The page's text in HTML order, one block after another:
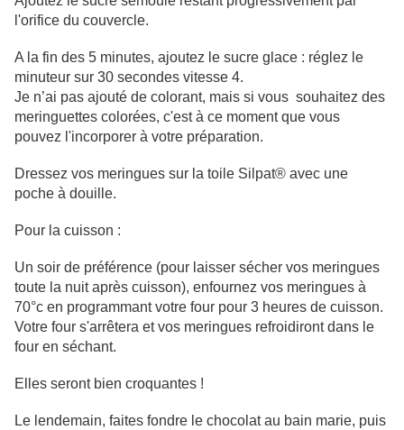
l'orifice du couvercle.
A la fin des 5 minutes, ajoutez le sucre glace : réglez le
minuteur sur 30 secondes vitesse 4.
Je n’ai pas ajouté de colorant, mais si vous souhaitez des
meringuettes colorées, c'est à ce moment que vous
pouvez l'incorporer à votre préparation.
Dressez vos meringues sur la toile Silpat® avec une
poche à douille.
Pour la cuisson :
Un soir de préférence (pour laisser sécher vos meringues
toute la nuit après cuisson), enfournez vos meringues à
70°c en programmant votre four pour 3 heures de cuisson.
Votre four s'arrêtera et vos meringues refroidiront dans le
four en séchant.
Elles seront bien croquantes !
Le lendemain, faites fondre le chocolat au bain marie, puis